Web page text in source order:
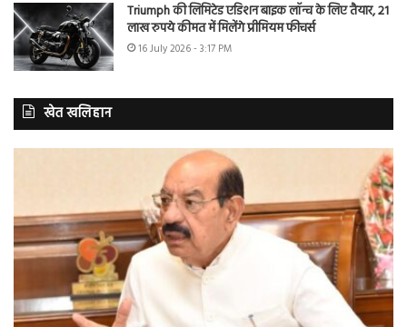
Triumph की लिमिटेड एडिशन बाइक लॉन्च के लिए तैयार, 21
लाख रुपये कीमत में मिलेंगे प्रीमियम फीचर्स
16 July 2026 - 3:17 PM
खेत खलिहान